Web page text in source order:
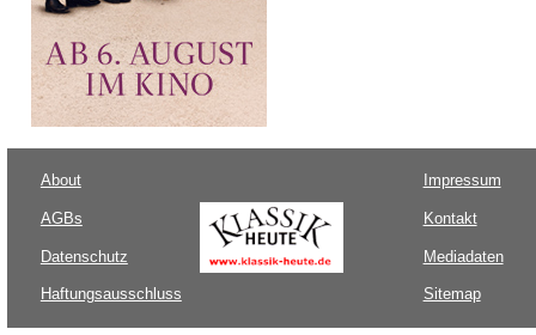
About
AGBs
Datenschutz
Haftungsausschluss
Impressum
Kontakt
Mediadaten
Sitemap